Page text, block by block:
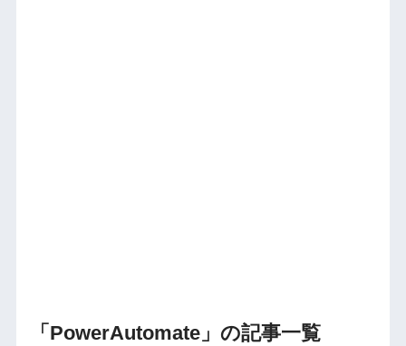
「PowerAutomate」の記事一覧